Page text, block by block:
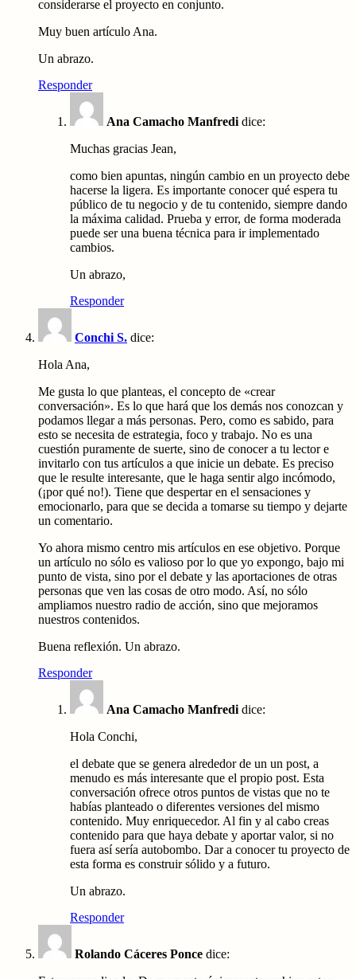
considerarse el proyecto en conjunto.
Muy buen artículo Ana.
Un abrazo.
Responder
Ana Camacho Manfredi dice:
Muchas gracias Jean,
como bien apuntas, ningún cambio en un proyecto debe
hacerse la ligera. Es importante conocer qué espera tu
público de tu negocio y de tu contenido, siempre dando
la máxima calidad. Prueba y error, de forma moderada
puede ser una buena técnica para ir implementado
cambios.
Un abrazo,
Responder
Conchi S. dice:
Hola Ana,
Me gusta lo que planteas, el concepto de «crear
conversación». Es lo que hará que los demás nos conozcan y
podamos llegar a más personas. Pero, como es sabido, para
esto se necesita de estrategia, foco y trabajo. No es una
cuestión puramente de suerte, sino de conocer a tu lector e
invitarlo con tus artículos a que inicie un debate. Es preciso
que le resulte interesante, que le haga sentir algo incómodo,
(¡por qué no!). Tiene que despertar en el sensaciones y
emocionarlo, para que se decida a tomarse su tiempo y dejarte
un comentario.
Yo ahora mismo centro mis artículos en ese objetivo. Porque
un artículo no sólo es valioso por lo que yo expongo, bajo mi
punto de vista, sino por el debate y las aportaciones de otras
personas que ven las cosas de otro modo. Así, no sólo
ampliamos nuestro radio de acción, sino que mejoramos
nuestros contenidos.
Buena reflexión. Un abrazo.
Responder
Ana Camacho Manfredi dice:
Hola Conchi,
el debate que se genera alrededor de un un post, a
menudo es más interesante que el propio post. Esta
conversación ofrece otros puntos de vistas que no te
habías planteado o diferentes versiones del mismo
contenido. Muy enriquecedor. Al fin y al cabo creas
contenido para que haya debate y aportar valor, si no
fuera así sería autobombo. Dar a conocer tu proyecto de
esta forma es construir sólido y a futuro.
Un abrazo.
Responder
Rolando Cáceres Ponce dice: